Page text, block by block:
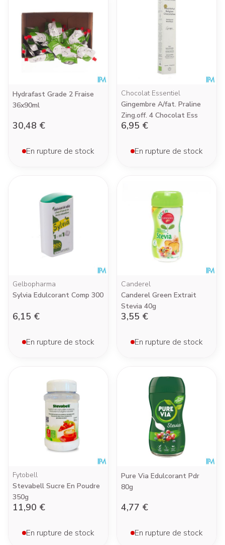
Hydrafast Grade 2 Fraise
36x90ml
30,48 €
En rupture de stock
Chocolat Essentiel
Gingembre A/fat. Praline
Zing.off. 4 Chocolat Ess
6,95 €
En rupture de stock
Gelbopharma
Sylvia Edulcorant Comp 300
6,15 €
En rupture de stock
Canderel
Canderel Green Extrait
Stevia 40g
3,55 €
En rupture de stock
Fytobell
Stevabell Sucre En Poudre
350g
11,90 €
En rupture de stock
Pure Via Edulcorant Pdr
80g
4,77 €
En rupture de stock